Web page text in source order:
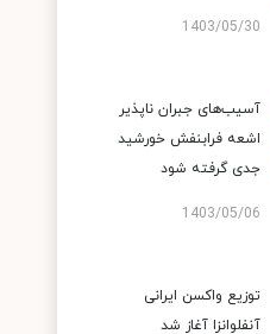
1403/05/30
آسیب‌های جبران ناپذیر
اشعه فرابنفش خورشید
جدی گرفته شود
1403/05/06
توزیع واکسن ایرانی
آنفلوانزا آغاز شد